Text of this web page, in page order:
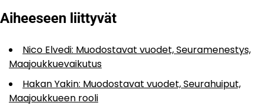
Aiheeseen liittyvät
Nico Elvedi: Muodostavat vuodet, Seuramenestys,
Maajoukkuevaikutus
Hakan Yakin: Muodostavat vuodet, Seurahuiput,
Maajoukkueen rooli